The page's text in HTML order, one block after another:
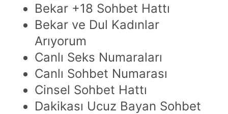
Bekar +18 Sohbet Hattı
Bekar ve Dul Kadınlar
Arıyorum
Canlı Seks Numaraları
Canlı Sohbet Numarası
Cinsel Sohbet Hattı
Dakikası Ucuz Bayan Sohbet